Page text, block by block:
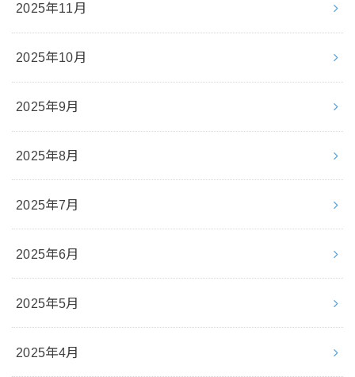
2025年11月
2025年10月
2025年9月
2025年8月
2025年7月
2025年6月
2025年5月
2025年4月